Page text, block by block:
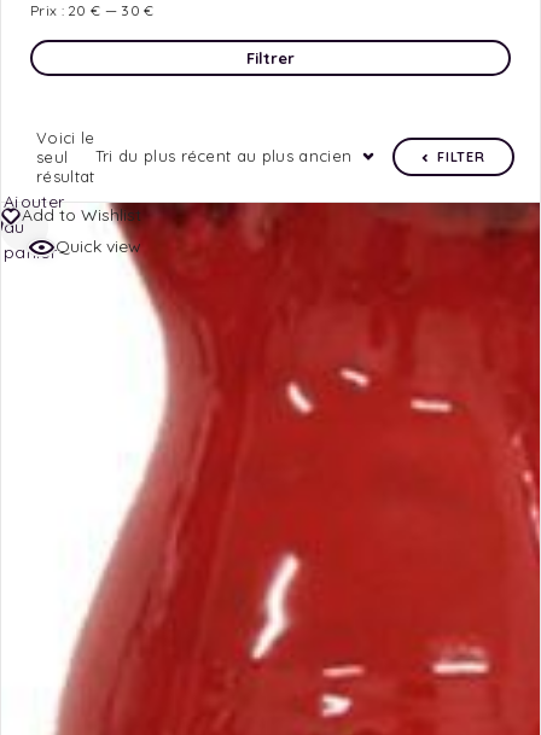
Filtrer
Prix : 20 € — 30 €
Voici le
seul
résultat
Tri du plus récent au plus ancien FILTER
Add to Wishlist
Quick view
Ajouter
au
panier